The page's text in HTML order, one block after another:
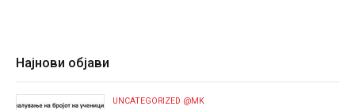
Најнови објави
UNCATEGORIZED @MK